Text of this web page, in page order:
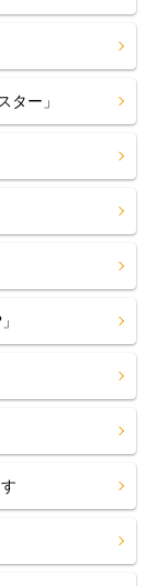
ター」